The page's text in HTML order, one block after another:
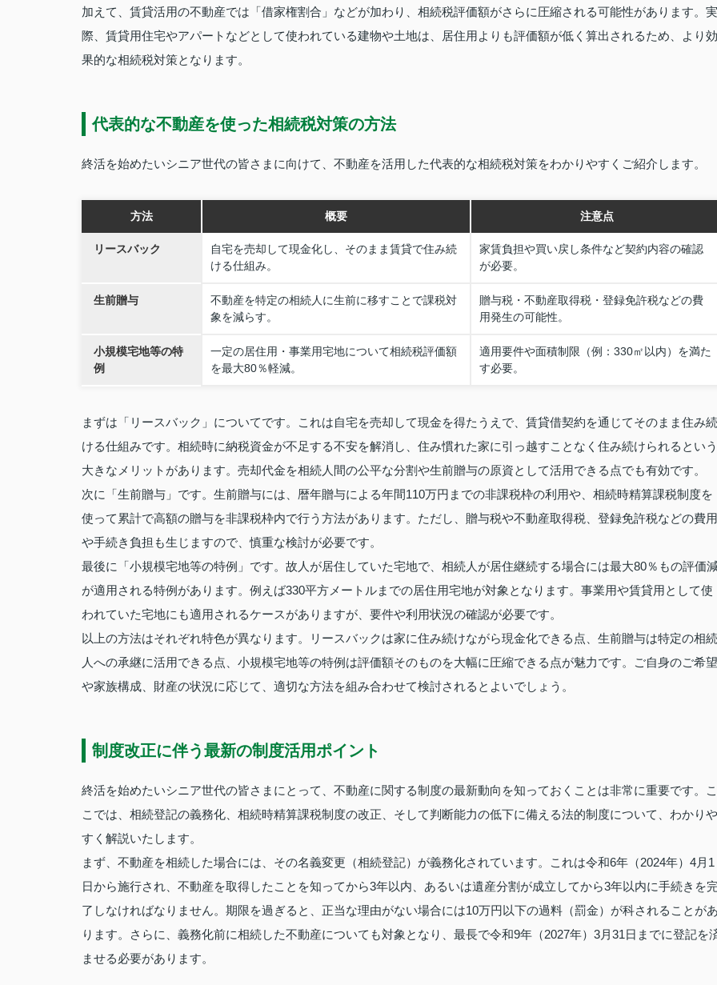
加えて、賃貸活用の不動産では「借家権割合」などが加わり、相続税評価額がさらに圧縮される可能性があります。実
際、賃貸用住宅やアパートなどとして使われている建物や土地は、居住用よりも評価額が低く算出されるため、より効
果的な相続税対策となります。
代表的な不動産を使った相続税対策の方法
終活を始めたいシニア世代の皆さまに向けて、不動産を活用した代表的な相続税対策をわかりやすくご紹介します。
方法 概要 注意点
リースバック
自宅を売却して現金化し、そのまま賃貸で住み続
ける仕組み。
家賃負担や買い戻し条件など契約内容の確認
が必要。
生前贈与
不動産を特定の相続人に生前に移すことで課税対
象を減らす。
贈与税・不動産取得税・登録免許税などの費
用発生の可能性。
小規模宅地等の特
例
一定の居住用・事業用宅地について相続税評価額
を最大80％軽減。
適用要件や面積制限（例：330㎡以内）を満た
す必要。
まずは「リースバック」についてです。これは自宅を売却して現金を得たうえで、賃貸借契約を通じてそのまま住み続
ける仕組みです。相続時に納税資金が不足する不安を解消し、住み慣れた家に引っ越すことなく住み続けられるという
大きなメリットがあります。売却代金を相続人間の公平な分割や生前贈与の原資として活用できる点でも有効です。
次に「生前贈与」です。生前贈与には、暦年贈与による年間110万円までの非課税枠の利用や、相続時精算課税制度を
使って累計で高額の贈与を非課税枠内で行う方法があります。ただし、贈与税や不動産取得税、登録免許税などの費用
や手続き負担も生じますので、慎重な検討が必要です。
最後に「小規模宅地等の特例」です。故人が居住していた宅地で、相続人が居住継続する場合には最大80％もの評価
が適用される特例があります。例えば330平方メートルまでの居住用宅地が対象となります。事業用や賃貸用として使
われていた宅地にも適用されるケースがありますが、要件や利用状況の確認が必要です。
以上の方法はそれぞれ特色が異なります。リースバックは家に住み続けながら現金化できる点、生前贈与は特定の相続
人への承継に活用できる点、小規模宅地等の特例は評価額そのものを大幅に圧縮できる点が魅力です。ご自身のご希望
や家族構成、財産の状況に応じて、適切な方法を組み合わせて検討されるとよいでしょう。
制度改正に伴う最新の制度活用ポイント
終活を始めたいシニア世代の皆さまにとって、不動産に関する制度の最新動向を知っておくことは非常に重要です。こ
こでは、相続登記の義務化、相続時精算課税制度の改正、そして判断能力の低下に備える法的制度について、わかりや
すく解説いたします。
まず、不動産を相続した場合には、その名義変更（相続登記）が義務化されています。これは令和6年（2024年）4月1
日から施行され、不動産を取得したことを知ってから3年以内、あるいは遺産分割が成立してから3年以内に手続きを
了しなければなりません。期限を過ぎると、正当な理由がない場合には10万円以下の過料（罰金）が科されることが
ります。さらに、義務化前に相続した不動産についても対象となり、最長で令和9年（2027年）3月31日までに登記を
ませる必要があります。